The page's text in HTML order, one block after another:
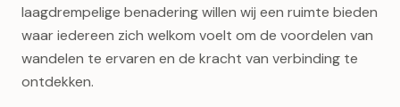
laagdrempelige benadering willen wij een ruimte bieden
waar iedereen zich welkom voelt om de voordelen van
wandelen te ervaren en de kracht van verbinding te
ontdekken.